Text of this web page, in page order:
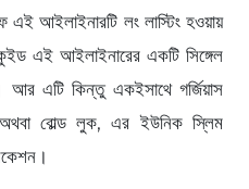
এই আইলাইনারটি লং লাস্টিং হওয়ায়
এই আইলাইনারের একটি সিঙ্গেল
আর এটি কিন্তু একইসাথে গর্জিয়াস
বোল্ড লুক, এর ইউনিক স্লিম